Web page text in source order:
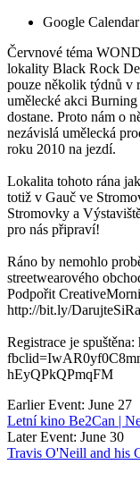
Google Calendar
Červnové téma
lokality Black Rock
pouze několik týdnů v
umělecké akci
dostane. Proto nám o
nezávislá umělecká
roku 2010 na jezdí.
Lokalita tohoto rána
totiž v Gauč ve
Stromovky a
pro nás připraví!
Ráno by nemohlo
streetwearového
Podpořit
http://bit.ly/
Registrace je
hEyQPkQPmqFM
Earlier Event: June 27
Letní kino Be2Can |
Later Event: June 30
Travis O'Neill and his